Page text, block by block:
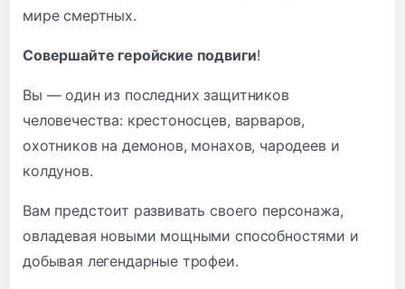
мире смертных.
Совершайте геройские подвиги!
Вы — один из последних защитников
человечества: крестоносцев, варваров,
охотников на демонов, монахов, чародеев и
колдунов.
Вам предстоит развивать своего персонажа,
овладевая новыми мощными способностями и
добывая легендарные трофеи.